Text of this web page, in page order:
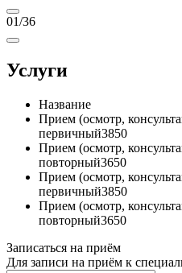
01/36
Услуги
Название
Прием (осмотр,
первичный3850
Прием (осмотр,
повторный3650
Прием (осмотр,
первичный3850
Прием (осмотр,
повторный3650
Записаться на приём
Для записи на приём к